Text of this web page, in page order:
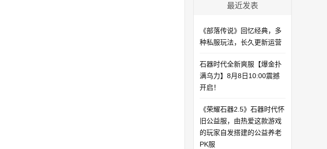
最近发表
《部落传说》回忆经典，多
种私服玩法，长久更新运营
石器时代全新爽服【爆金扑
满乌力】8月8日10:00震撼
开启！​
《荣耀石器2.5》石器时代怀
旧公益服，由热爱这款游戏
的玩家自发搭建的公益养老
PK服